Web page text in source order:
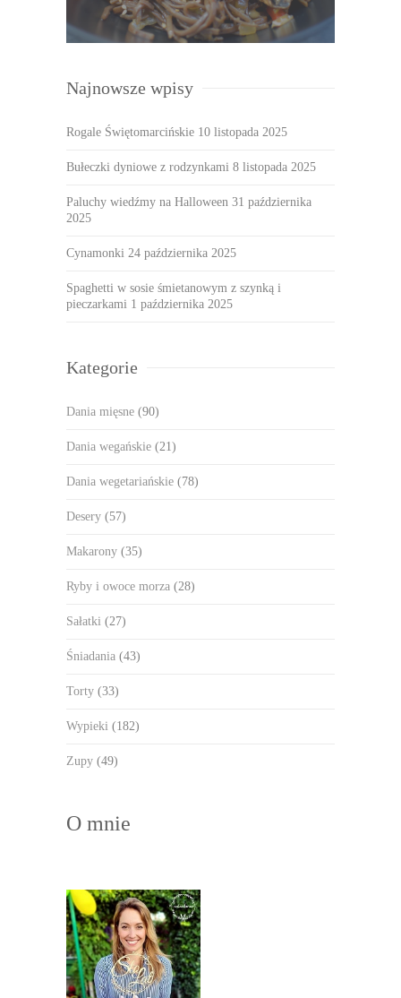
Najnowsze wpisy
Rogale Świętomarcińskie 10 listopada 2025
Bułeczki dyniowe z rodzynkami 8 listopada 2025
Paluchy wiedźmy na Halloween 31 października
2025
Cynamonki 24 października 2025
Spaghetti w sosie śmietanowym z szynką i
pieczarkami 1 października 2025
Kategorie
Dania mięsne (90)
Dania wegańskie (21)
Dania wegetariańskie (78)
Desery (57)
Makarony (35)
Ryby i owoce morza (28)
Sałatki (27)
Śniadania (43)
Torty (33)
Wypieki (182)
Zupy (49)
O mnie